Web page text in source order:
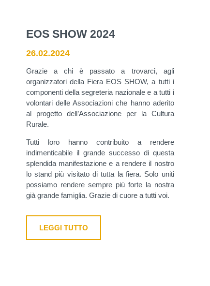
EOS SHOW 2024
26.02.2024
Grazie a chi è passato a trovarci, agli
organizzatori della Fiera EOS SHOW, a tutti i
componenti della segreteria nazionale e a tutti i
volontari delle Associazioni che hanno aderito
al progetto dell’Associazione per la Cultura
Rurale.
Tutti loro hanno contribuito a rendere
indimenticabile il grande successo di questa
splendida manifestazione e a rendere il nostro
lo stand più visitato di tutta la fiera. Solo uniti
possiamo rendere sempre più forte la nostra
già grande famiglia. Grazie di cuore a tutti voi.
LEGGI TUTTO